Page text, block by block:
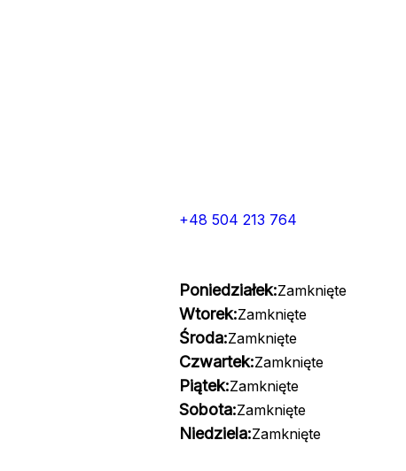
+48 504 213 764
Poniedziałek:Zamknięte
Wtorek:Zamknięte
Środa:Zamknięte
Czwartek:Zamknięte
Piątek:Zamknięte
Sobota:Zamknięte
Niedziela:Zamknięte